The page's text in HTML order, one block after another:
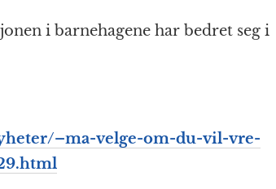
i barnehagene har bedret seg i
–ma-velge-om-du-vil-vre-